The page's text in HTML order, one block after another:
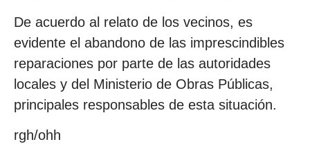
De acuerdo al relato de los vecinos, es
evidente el abandono de las imprescindibles
reparaciones por parte de las autoridades
locales y del Ministerio de Obras Públicas,
principales responsables de esta situación.
rgh/ohh